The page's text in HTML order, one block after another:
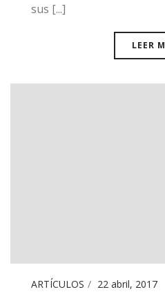
sus [...]
LEER
ARTÍCULOS 22 abril, 2017